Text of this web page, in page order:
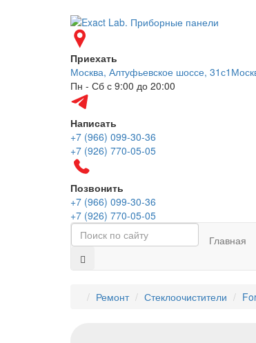
Приехать
Москва, Алтуфьевское шоссе, 31с1
Пн - Сб с 9:00 до 20:00
Написать
+7 (966) 099-30-36
+7 (926) 770-05-05
Позвонить
+7 (966) 099-30-36
+7 (926) 770-05-05
Главная
Ремонт Стеклоочистители